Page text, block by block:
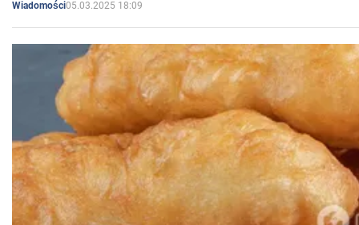
Wiadomości05.03.2025 18:09